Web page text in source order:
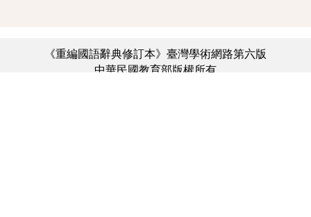
《重編國語辭典修訂本》臺灣學術網路第六版
中華民國教育部版權所有